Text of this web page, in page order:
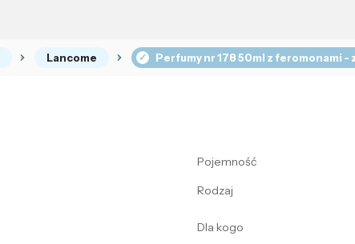
Lancome Perfumy nr 178 50ml z feromonami
Pojemność
Rodzaj
Dla kogo